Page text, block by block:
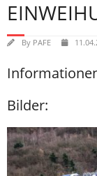
By PAFE
Bilder: